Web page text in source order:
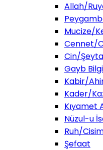
Allah/
Mucize/
Cennet/
Cin/
Gayb
Kabir/
Kader/
Kıyamet
Nüzul-u
Ruh/
Şefaat